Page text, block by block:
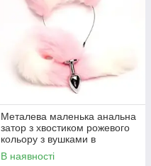
Металева маленька анальна
затор з хвостиком рожевого
кольору з вушками в
комплекті
В наявності